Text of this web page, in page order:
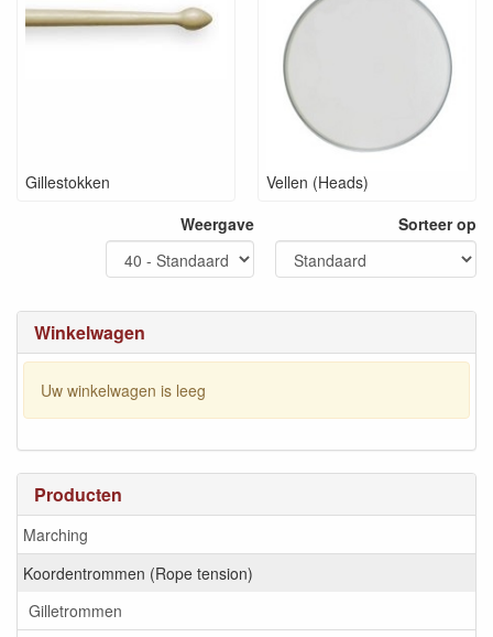
Winkelwagen
Uw winkelwagen is leeg
Producten
Marching
Koordentrommen (Rope tension)
Gilletrommen
Gillestokken
Vellen (Heads)
Weergave
Sorteer op